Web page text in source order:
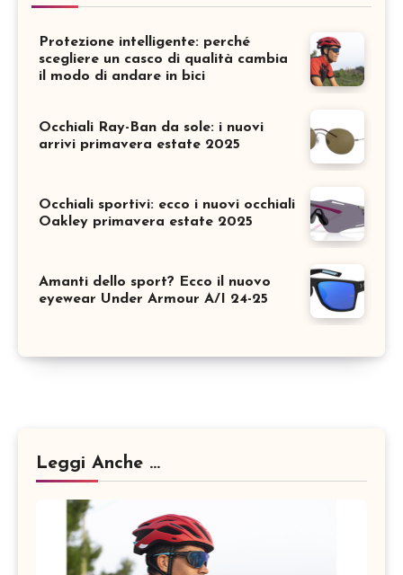
Protezione intelligente: perché
scegliere un casco di qualità cambia
il modo di andare in bici
Occhiali Ray-Ban da sole: i nuovi
arrivi primavera estate 2025
Occhiali sportivi: ecco i nuovi occhiali
Oakley primavera estate 2025
Amanti dello sport? Ecco il nuovo
eyewear Under Armour A/I 24-25
Leggi Anche ...